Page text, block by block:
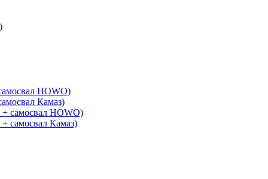
HOWO)
Камаз)
самосвал HOWO)
самосвал Камаз)